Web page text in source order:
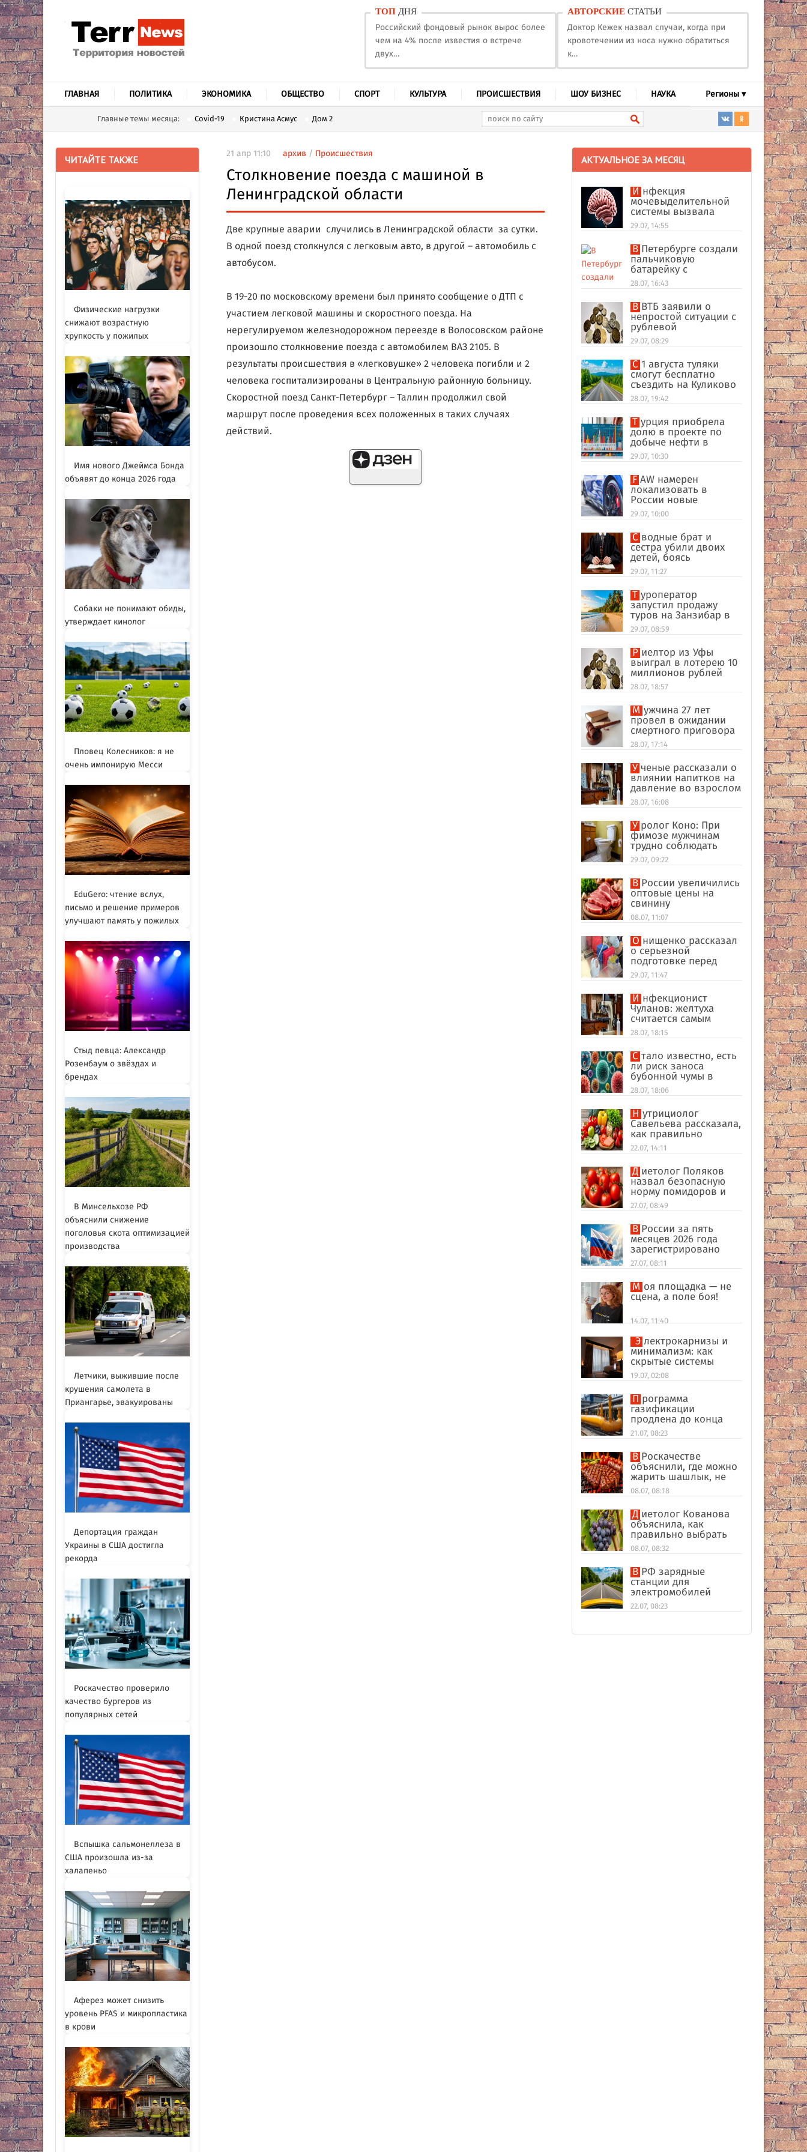
ТОП ДНЯ
Российский фондовый рынок вырос более
чем на 4% после известия о встрече
двух…
АВТОРСКИЕ СТАТЬИ
Доктор Кежек назвал случаи, когда при
кровотечении из носа нужно обратиться
к…
ГЛАВНАЯ ПОЛИТИКА ЭКОНОМИКА ОБЩЕСТВО СПОРТ КУЛЬТУРА ПРОИСШЕСТВИЯ ШОУ БИЗНЕС НАУКА Регионы ▾
Главные темы месяца: Covid-19 Кристина Асмус Дом 2
ЧИТАЙТЕ ТАКЖЕ
Физические нагрузки
снижают возрастную
хрупкость у пожилых
Имя нового Джеймса Бонда
объявят до конца 2026 года
Собаки не понимают обиды,
утверждает кинолог
Пловец Колесников: я не
очень импонирую Месси
EduGero: чтение вслух,
письмо и решение примеров
улучшают память у пожилых
Стыд певца: Александр
Розенбаум о звёздах и
брендах
В Минсельхозе РФ
объяснили снижение
поголовья скота оптимизацией
производства
Летчики, выжившие после
крушения самолета в
Приангарье, эвакуированы
Депортация граждан
Украины в США достигла
рекорда
Роскачество проверило
качество бургеров из
популярных сетей
Вспышка сальмонеллеза в
США произошла из-за
халапеньо
Аферез может снизить
уровень PFAS и микропластика
в крови
21 апр 11:10 архив / Происшествия
Столкновение поезда с машиной в
Ленинградской области
Две крупные аварии случились в Ленинградской области за сутки.
В одной поезд столкнулся с легковым авто, в другой – автомобиль с
автобусом.
В 19-20 по московскому времени был принято сообщение о ДТП с
участием легковой машины и скоростного поезда. На
нерегулируемом железнодорожном переезде в Волосовском районе
произошло столкновение поезда с автомобилем ВАЗ 2105. В
результаты происшествия в «легковушке» 2 человека погибли и 2
человека госпитализированы в Центральную районную больницу.
Скоростной поезд Санкт-Петербург – Таллин продолжил свой
маршрут после проведения всех положенных в таких случаях
действий.
АКТУАЛЬНОЕ ЗА МЕСЯЦ
Инфекция
мочевыделительной
системы вызвала
абсцесс мозга у
американки
29.07, 14:55
В Петербурге создали
пальчиковую
батарейку с
беспроводной
зарядкой
28.07, 16:43
В ВТБ заявили о
непростой ситуации с
рублевой
ликвидностью в
банковском секторе
29.07, 08:29
С 1 августа туляки
смогут бесплатно
съездить на Куликово
поле
28.07, 19:42
Турция приобрела
долю в проекте по
добыче нефти в
иракском Киркуке
29.07, 10:30
FAW намерен
локализовать в
России новые
кроссоверы
29.07, 10:00
Сводные брат и
сестра убили двоих
детей, боясь
разоблачения инцеста
29.07, 11:27
Туроператор
запустил продажу
туров на Занзибар в
качестве
альтернативы Турции
29.07, 08:59
Риелтор из Уфы
выиграл в лотерею 10
миллионов рублей
28.07, 18:57
Мужчина 27 лет
провел в ожидании
смертного приговора
из-за поддельных
улик в США
28.07, 17:14
Ученые рассказали о
влиянии напитков на
давление во взрослом
возрасте
28.07, 16:08
Уролог Коно: При
фимозе мужчинам
трудно соблюдать
интимную гигиену
29.07, 09:22
В России увеличились
оптовые цены на
свинину
08.07, 11:07
Онищенко рассказал
о серьезной
подготовке перед
отпуском в
экзотические страны
29.07, 11:47
Инфекционист
Чуланов: желтуха
считается самым
главным признаком
гепатита
28.07, 18:15
Стало известно, есть
ли риск заноса
бубонной чумы в
Россию
28.07, 18:06
Нутрициолог
Савельева рассказала,
как правильно
формировать
пищевые привычки
22.07, 14:11
Диетолог Поляков
назвал безопасную
норму помидоров и
огурцов
27.07, 08:49
В России за пять
месяцев 2026 года
зарегистрировано
рекордное число
иностранных
компаний
27.07, 08:11
Моя площадка — не
сцена, а поле боя!
14.07, 11:40
Электрокарнизы и
минимализм: как
скрытые системы
делают интерьер
дороже
19.07, 02:08
Программа
газификации
продлена до конца
2026 года
21.07, 08:23
В Роскачестве
объяснили, где можно
жарить шашлык, не
нарушая закон
08.07, 08:18
Диетолог Кованова
объяснила, как
правильно выбрать
виноград
08.07, 08:32
В РФ зарядные
станции для
электромобилей
оказались на грани
перегрузки
22.07, 08:23